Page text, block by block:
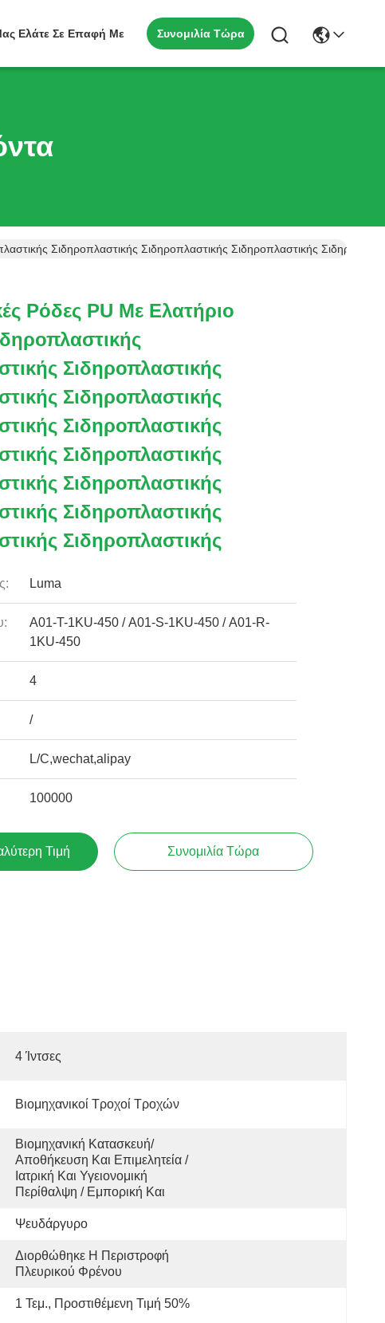
Ελάτε Σε Επαφή Με Συνομιλία Τώρα
Σιδηροπλαστικής Σιδηροπλαστικής Σιδηροπλαστικής
Ρόδες PU Με Ελατήριο
Σιδηροπλαστικής
Σιδηροπλαστικής
Σιδηροπλαστικής
Σιδηροπλαστικής
Σιδηροπλαστικής
Σιδηροπλαστικής
Σιδηροπλαστικής
Luma
A01-T-1KU-450 / A01-S-1KU-450 / A01-R-
1KU-450
4
/
L/C,wechat,alipay
100000
Τιμή Συνομιλία Τώρα
4 Ίντσες
Βιομηχανικοί Τροχοί Τροχών
Βιομηχανική Κατασκευή/
Αποθήκευση Και Επιμελητεία /
Ιατρική Και Υγειονομική
Περίθαλψη / Εμπορική Και
Ψευδάργυρο
Διορθώθηκε Η Περιστροφή
Πλευρικού Φρένου
1 Τεμ., Προστιθέμενη Τιμή 50%